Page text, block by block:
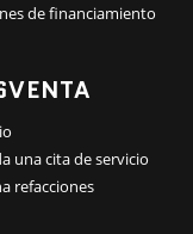
de financiamiento
una cita de servicio
refacciones